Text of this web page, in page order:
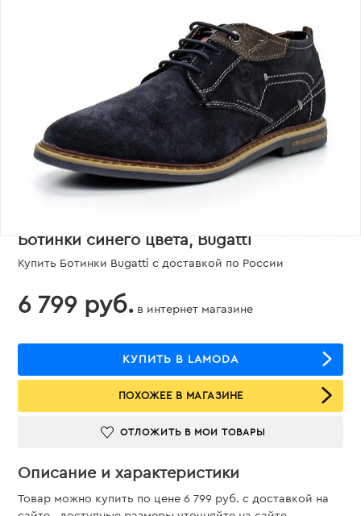
Ботинки синего цвета, Bugatti
Купить Ботинки Bugatti с доставкой по России
6 799 руб. в интернет магазине
КУПИТЬ В LAMODA
ПОХОЖЕЕ В МАГАЗИНЕ
ОТЛОЖИТЬ В МОИ ТОВАРЫ
Описание и характеристики
Товар можно купить по цене 6 799 руб. c доставкой на